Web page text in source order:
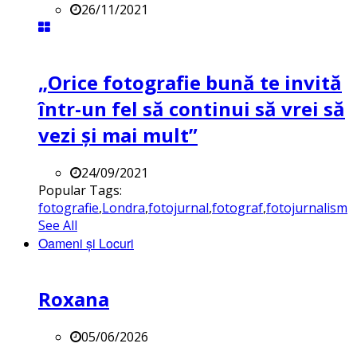
26/11/2021
„Orice fotografie bună te invită
într-un fel să continui să vrei să
vezi și mai mult”
24/09/2021
Popular Tags:
fotografie,Londra,fotojurnal,fotograf,fotojurnalism
See All
Oameni și Locuri
Roxana
05/06/2026